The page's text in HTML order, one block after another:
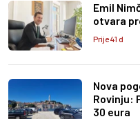
Emil
otvara
Prije 41 d
Nova
Rovinju:
30 eura